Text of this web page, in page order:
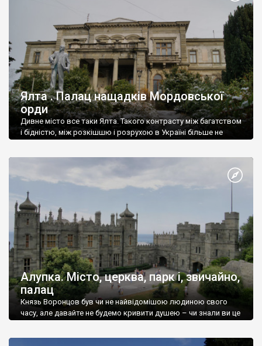
Ялта . Палац нащадків Мордовської
орди
Дивне місто все таки Ялта. Такого контрасту між багатством
і бідністю, між розкішшю і розрухою в Україні більше не
Алупка. Місто, церква, парк і, звичайно,
палац
Князь Воронцов був чи не найвідомішою людиною свого
часу, але давайте не будемо кривити душею – чи знали ви це